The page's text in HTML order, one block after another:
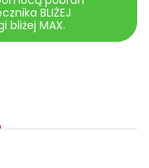
BLIŻEJ
bliżej MAX.